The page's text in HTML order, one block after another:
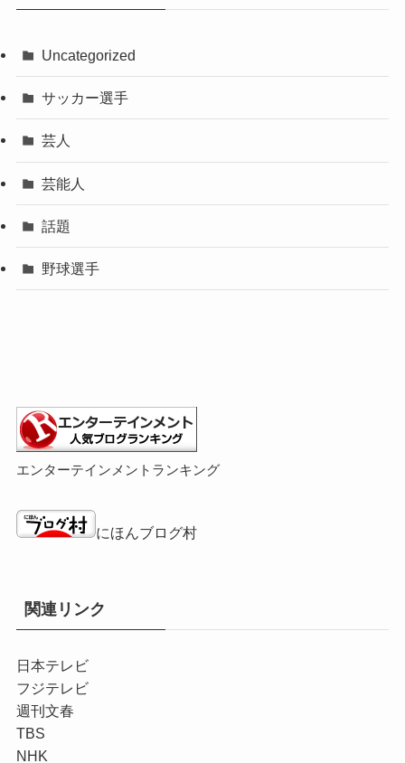
Uncategorized
サッカー選手
芸人
芸能人
話題
野球選手
エンターテインメントランキング
にほんブログ村
関連リンク
日本テレビ
フジテレビ
週刊文春
TBS
NHK